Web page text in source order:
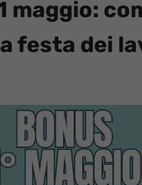
maggio:
festa dei